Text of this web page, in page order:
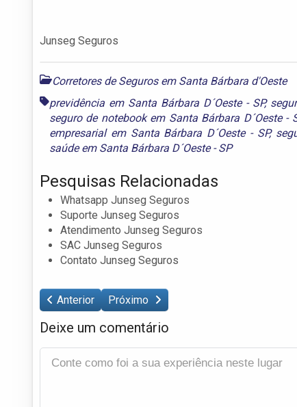
Junseg Seguros
Corretores de Seguros em Santa Bárbara d'Oeste
previdência em Santa Bárbara D´Oeste - SP,
seguro de notebook em Santa Bárbara D´Oeste -
empresarial em Santa Bárbara D´Oeste - SP,
saúde em Santa Bárbara D´Oeste - SP
Pesquisas Relacionadas
Whatsapp Junseg Seguros
Suporte Junseg Seguros
Atendimento Junseg Seguros
SAC Junseg Seguros
Contato Junseg Seguros
Anterior Próximo
Deixe um comentário